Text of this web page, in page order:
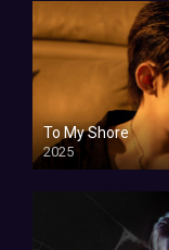
To My Shore
2025